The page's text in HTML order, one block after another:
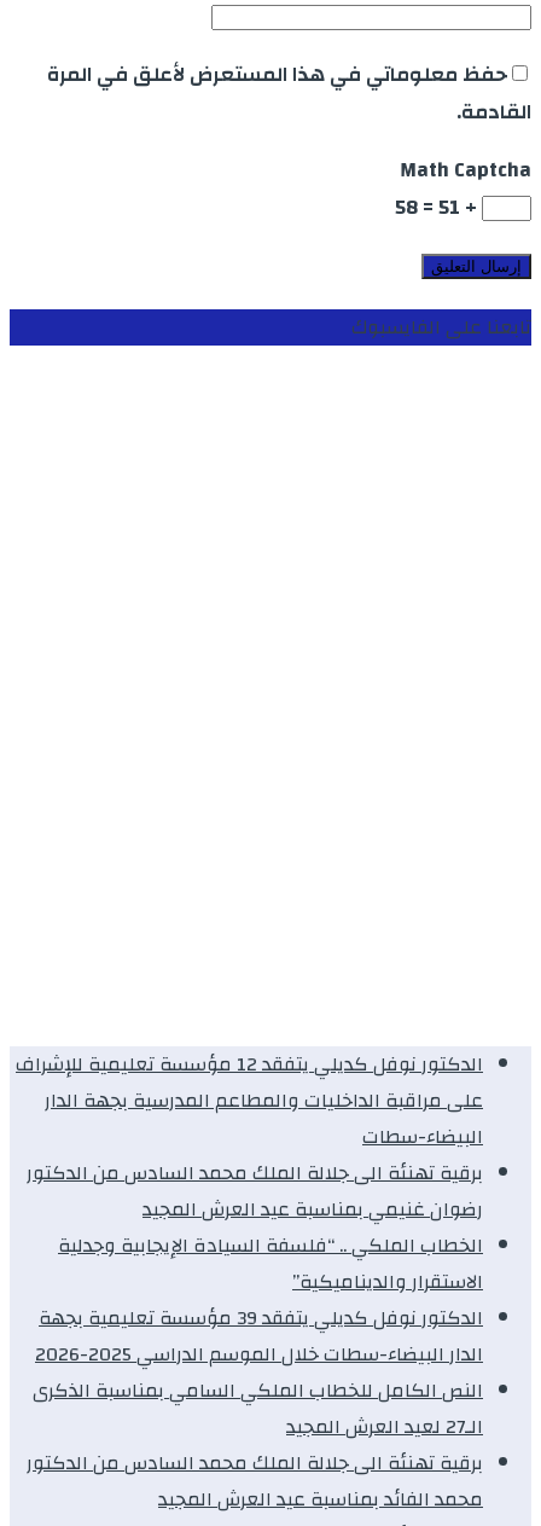
حفظ معلوماتي في هذا المستعرض لأعلق في المرة
القادمة.
Math Captcha
+ 51 = 58
تابعنا على الفايسبوك
الدكتور نوفل كديلي يتفقد 12 مؤسسة تعليمية للإشراف
على مراقبة الداخليات والمطاعم المدرسية بجهة الدار
البيضاء-سطات
برقية تهنئة الى جلالة الملك محمد السادس من الدكتور
رضوان غنيمي بمناسبة عيد العرش المجيد
الخطاب الملكي .. “فلسفة السيادة الإيجابية وجدلية
الاستقرار والديناميكية”
الدكتور نوفل كديلي يتفقد 39 مؤسسة تعليمية بجهة
الدار البيضاء-سطات خلال الموسم الدراسي 2025-2026
النص الكامل للخطاب الملكي السامي بمناسبة الذكرى
الـ27 لعيد العرش المجيد
برقية تهنئة الى جلالة الملك محمد السادس من الدكتور
محمد الفائد بمناسبة عيد العرش المجيد